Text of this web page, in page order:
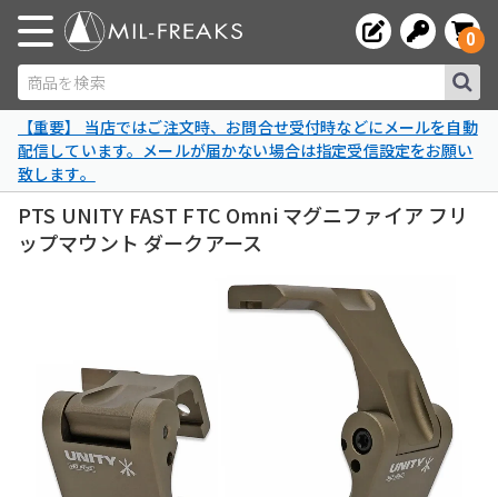
商品を検索
0
【重要】 当店ではご注文時、お問合せ受付時などにメールを自動
配信しています。メールが届かない場合は指定受信設定をお願い
致します。
PTS UNITY FAST FTC Omni マグニファイア フリ
ップマウント ダークアース